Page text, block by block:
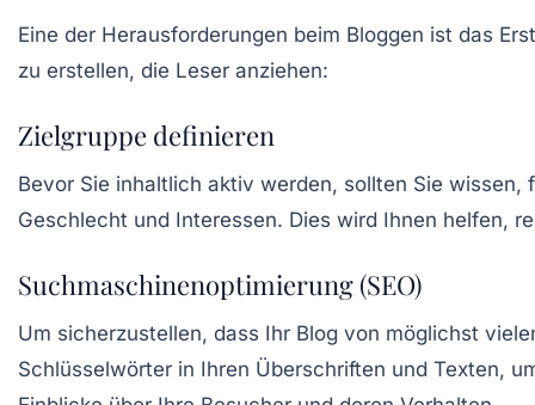
Eine der Herausforderungen beim Bloggen ist das
zu erstellen, die Leser anziehen:
Zielgruppe definieren
Bevor Sie inhaltlich aktiv werden, sollten Sie
Geschlecht und Interessen. Dies wird Ihnen helfen,
Suchmaschinenoptimierung (SEO)
Um sicherzustellen, dass Ihr Blog von möglichst
Schlüsselwörter in Ihren Überschriften und Texten,